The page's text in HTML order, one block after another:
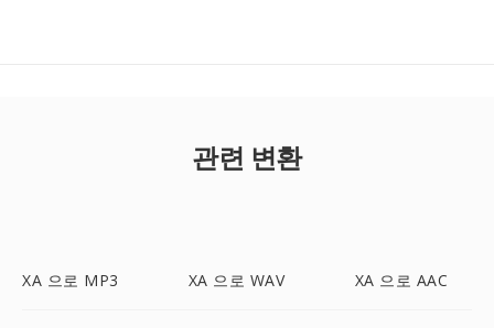
관련 변환
XA 으로 MP3 XA 으로 WAV XA 으로 AAC